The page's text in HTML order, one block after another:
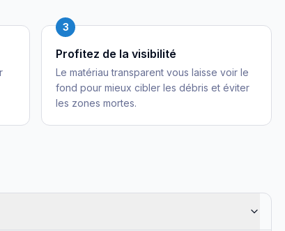
3
Profitez de la visibilité
Le matériau transparent vous laisse voir le
fond pour mieux cibler les débris et éviter
les zones mortes.